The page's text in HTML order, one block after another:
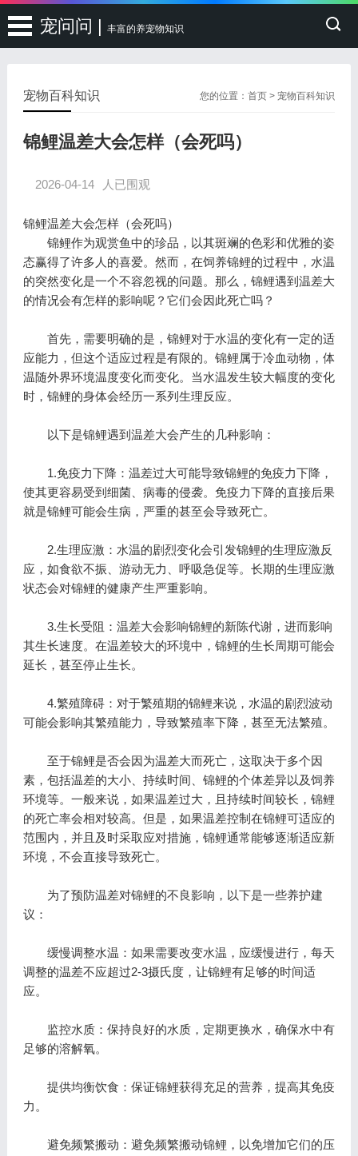
宠问问 | 丰富的养宠物知识
您的位置：首页 >宠物百科知识
宠物百科知识
锦鲤温差大会怎样（会死吗）
2026-04-14 人已围观
锦鲤温差大会怎样（会死吗）
锦鲤作为观赏鱼中的珍品，以其斑斓的色彩和优雅的姿
态赢得了许多人的喜爱。然而，在饲养锦鲤的过程中，水温
的突然变化是一个不容忽视的问题。那么，锦鲤遇到温差大
的情况会有怎样的影响呢？它们会因此死亡吗？
首先，需要明确的是，锦鲤对于水温的变化有一定的适
应能力，但这个适应过程是有限的。锦鲤属于冷血动物，体
温随外界环境温度变化而变化。当水温发生较大幅度的变化
时，锦鲤的身体会经历一系列生理反应。
以下是锦鲤遇到温差大会产生的几种影响：
1.免疫力下降：温差过大可能导致锦鲤的免疫力下降，
使其更容易受到细菌、病毒的侵袭。免疫力下降的直接后果
就是锦鲤可能会生病，严重的甚至会导致死亡。
2.生理应激：水温的剧烈变化会引发锦鲤的生理应激反
应，如食欲不振、游动无力、呼吸急促等。长期的生理应激
状态会对锦鲤的健康产生严重影响。
3.生长受阻：温差大会影响锦鲤的新陈代谢，进而影响
其生长速度。在温差较大的环境中，锦鲤的生长周期可能会
延长，甚至停止生长。
4.繁殖障碍：对于繁殖期的锦鲤来说，水温的剧烈波动
可能会影响其繁殖能力，导致繁殖率下降，甚至无法繁殖。
至于锦鲤是否会因为温差大而死亡，这取决于多个因
素，包括温差的大小、持续时间、锦鲤的个体差异以及饲养
环境等。一般来说，如果温差过大，且持续时间较长，锦鲤
的死亡率会相对较高。但是，如果温差控制在锦鲤可适应的
范围内，并且及时采取应对措施，锦鲤通常能够逐渐适应新
环境，不会直接导致死亡。
为了预防温差对锦鲤的不良影响，以下是一些养护建
议：
缓慢调整水温：如果需要改变水温，应缓慢进行，每天
调整的温差不应超过2-3摄氏度，让锦鲤有足够的时间适
应。
监控水质：保持良好的水质，定期更换水，确保水中有
足够的溶解氧。
提供均衡饮食：保证锦鲤获得充足的营养，提高其免疫
力。
避免频繁搬动：避免频繁搬动锦鲤，以免增加它们的压